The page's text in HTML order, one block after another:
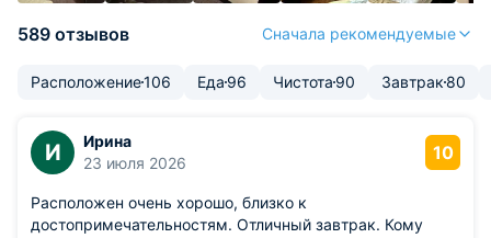
589 отзывов Сначала рекомендуемые
Расположение106 Еда 96 Чистота 90 Завтрак 80
И
Ирина
23 июля 2026
10
Расположен очень хорошо, близко к
достопримечательностям. Отличный завтрак. Кому